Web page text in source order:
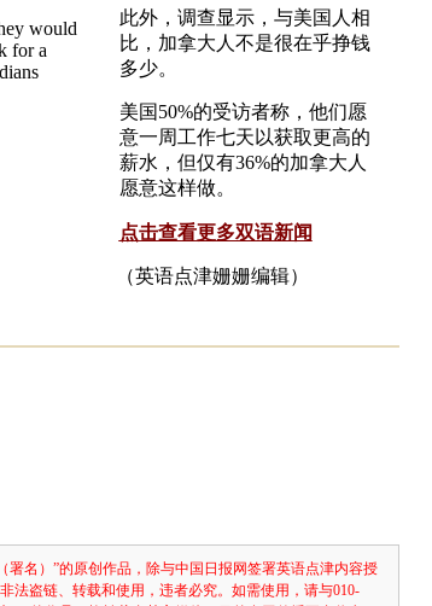
would
for a
此外，调查显示，与美国人相
比，加拿大人不是很在乎挣钱
多少。
美国50%的受访者称，他们愿
意一周工作七天以获取更高的
薪水，但仅有36%的加拿大人
愿意这样做。
点击查看更多双语新闻
（英语点津姗姗编辑）
名）”的原创作品，除与中国日报网签署英语点津内容授
法盗链、转载和使用，违者必究。如需使用，请与010-